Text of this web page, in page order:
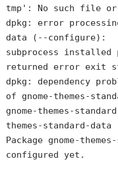
tmp': No such file
dpkg: error
data (--configure):
subprocess
returned error exit
dpkg: dependency
of gnome-themes-
gnome-themes-
themes-standard-
Package gnome-
configured yet.